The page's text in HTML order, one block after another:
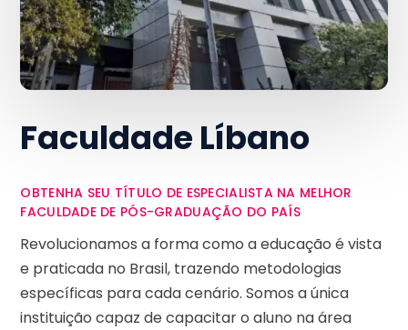
Faculdade Líbano
OBTENHA SEU TÍTULO DE ESPECIALISTA NA MELHOR
FACULDADE DE PÓS-GRADUAÇÃO DO PAÍS
Revolucionamos a forma como a educação é vista
e praticada no Brasil, trazendo metodologias
específicas para cada cenário. Somos a única
instituição capaz de capacitar o aluno na área